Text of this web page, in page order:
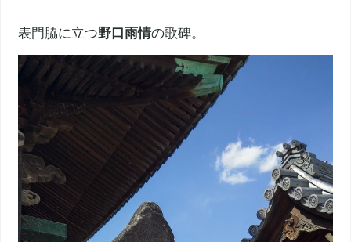
表門脇に立つ野口雨情の歌碑。